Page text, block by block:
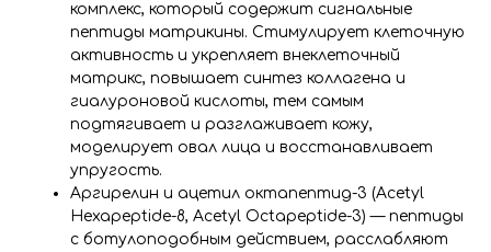
комплекс, который содержит сигнальные
пептиды матрикины. Стимулирует клеточную
активность и укрепляет внеклеточный
матрикс, повышает синтез коллагена и
гиалуроновой кислоты, тем самым
подтягивает и разглаживает кожу,
моделирует овал лица и восстанавливает
упругость.
Аргирелин и ацетил октапептид-3 (Acetyl
Hexapeptide-8, Acetyl Octapeptide-3) — пептиды
с ботулоподобным действием, расслабляют